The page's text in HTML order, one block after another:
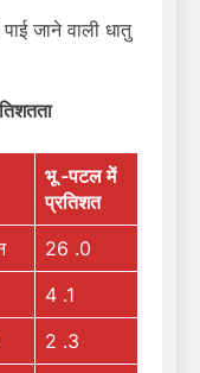
पाई जाने वाली धातु
भू-पटल में
प्रतिशत
26 .0
4 .1
2 .3